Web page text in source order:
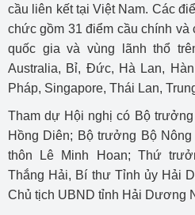
cầu liên kết tại Việt Nam. Các
chức gồm 31 điểm cầu chính và
quốc gia và vùng lãnh thổ
Australia, Bỉ, Đức, Hà Lan,
Pháp, Singapore, Thái Lan,
Tham dự Hội nghị có Bộ
Hồng Diên; Bộ trưởng Bộ
thôn Lê Minh Hoan; Thứ
Thắng Hải, Bí thư Tỉnh ủy Hải
Chủ tịch UBND tỉnh Hải Dương